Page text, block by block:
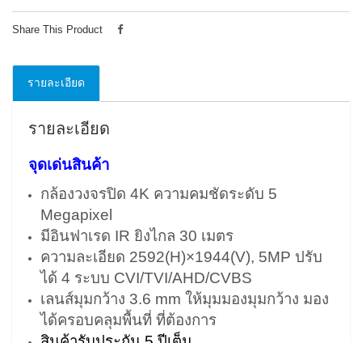
Share This Product
รายละเอียด
รายละเอียด
จุดเด่นสินค้า
กล้องวงจรปิด 4K ความคมชัดระดับ 5
Megapixel
มีอินฟาเรด IR ยิงไกล 30 เมตร
ความละเอียด 2592(H)×1944(V), 5MP ปรับ
ได้ 4 ระบบ CVI/TVI/AHD/CVBS
เลนส์มุมกว้าง 3.6 mm ให้มุมมองมุมกว้าง มอง
ได้ครอบคลุมพื้นที่ ที่ต้องการ